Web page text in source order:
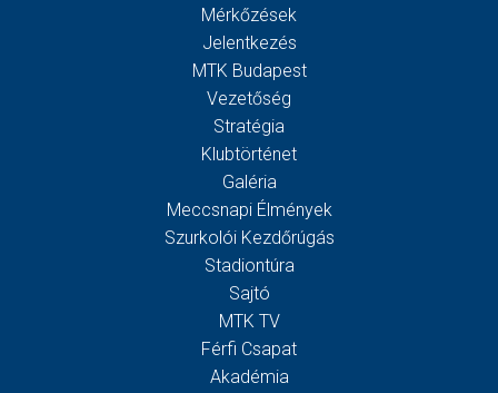
Mérkőzések
Jelentkezés
MTK Budapest
Vezetőség
Stratégia
Klubtörténet
Galéria
Meccsnapi Élmények
Szurkolói Kezdőrúgás
Stadiontúra
Sajtó
MTK TV
Férfi Csapat
Akadémia